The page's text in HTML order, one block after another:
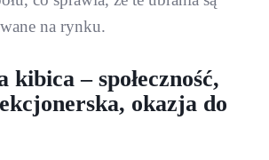
na rynku.
– społeczność,
okazja do